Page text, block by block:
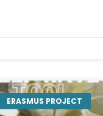
ERASMUS PROJECT